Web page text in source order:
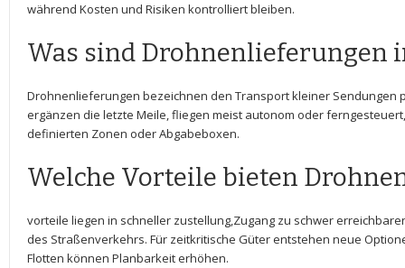
während Kosten und ‌Risiken⁢ kontrolliert bleiben.
Was sind Drohnenlieferungen
Drohnenlieferungen bezeichnen den Transport kleiner Sendungen
ergänzen​ die ⁤letzte Meile, fliegen meist autonom oder⁢
⁢definierten‍ Zonen oder Abgabeboxen.
Welche ‌Vorteile⁤ bieten
vorteile liegen⁢ in schneller zustellung,Zugang zu‌ schwer
des Straßenverkehrs. Für ⁢zeitkritische ‌Güter entstehen neue
Flotten⁤ können​ Planbarkeit erhöhen.